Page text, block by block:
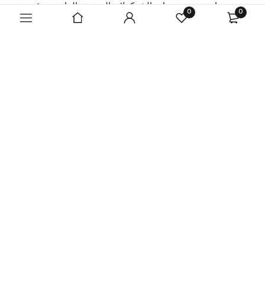
0 0
واسعة من منتجات الشوكولاتة الفريدة والفاخرة، وقد تم
تأسيسها في أبو ظبي عام 2008، ملتزمين بتزويد ذوّاقي